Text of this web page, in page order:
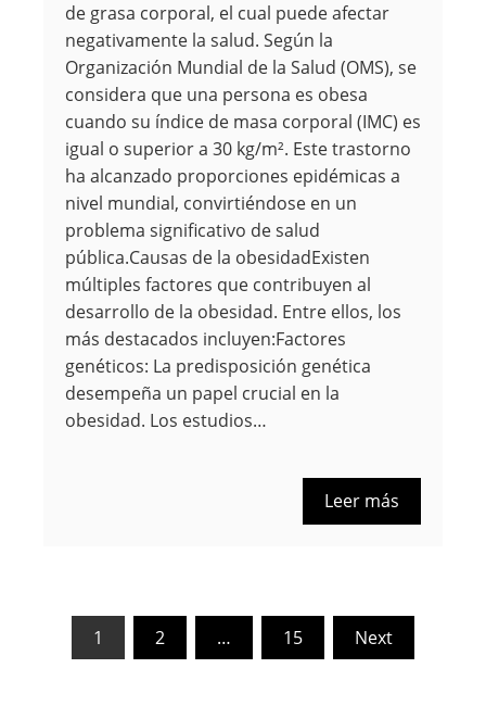
de grasa corporal, el cual puede afectar
negativamente la salud. Según la
Organización Mundial de la Salud (OMS), se
considera que una persona es obesa
cuando su índice de masa corporal (IMC) es
igual o superior a 30 kg/m². Este trastorno
ha alcanzado proporciones epidémicas a
nivel mundial, convirtiéndose en un
problema significativo de salud
pública.Causas de la obesidadExisten
múltiples factores que contribuyen al
desarrollo de la obesidad. Entre ellos, los
más destacados incluyen:Factores
genéticos: La predisposición genética
desempeña un papel crucial en la
obesidad. Los estudios…
Leer más
Paginación
1 2 … 15 Next